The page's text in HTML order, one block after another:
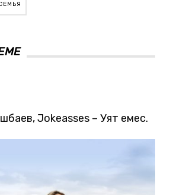
Jokeasses – Уят емес.